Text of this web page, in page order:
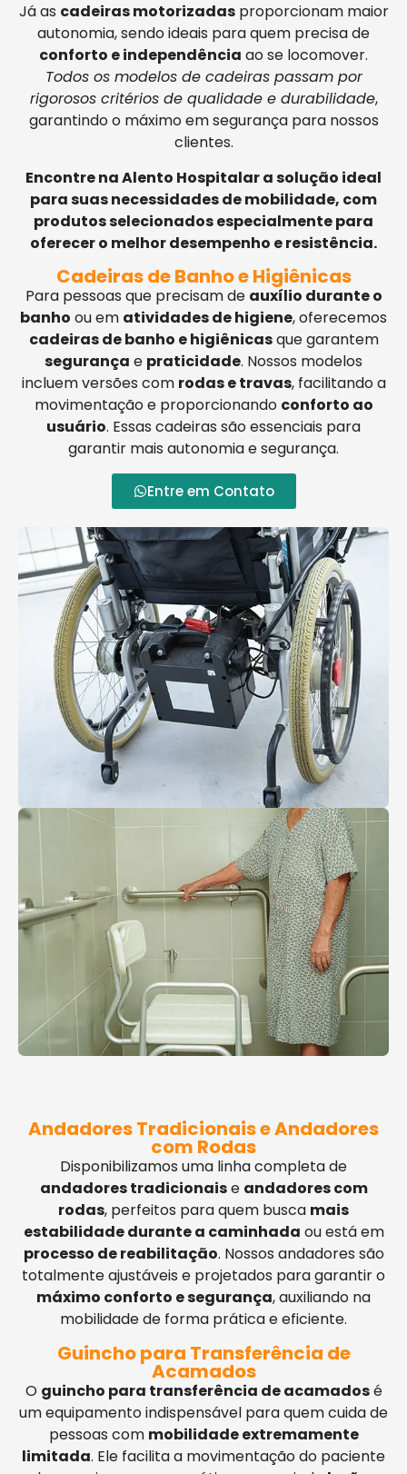
Já as cadeiras motorizadasproporcionam maior
autonomia, sendo ideais para quem precisa de
conforto e independência ao se locomover.
Todos os modelos de cadeiras passam por
rigorosos critérios de qualidade e durabilidade,
garantindo o máximo em segurança para nossos
clientes.
Encontre na Alento Hospitalar a solução ideal
para suas necessidades de mobilidade, com
produtos selecionados especialmente para
oferecer o melhor desempenho e resistência.
Cadeiras de Banho e Higiênicas
Para pessoas que precisam de auxílio durante o
banho ou em atividades de higiene, oferecemos
cadeiras de banho e higiênicasque garantem
segurança e praticidade. Nossos modelos
incluem versões com rodas e travas, facilitando a
movimentação e proporcionando conforto ao
usuário. Essas cadeiras são essenciais para
garantir mais autonomia e segurança.
Entre em Contato
Andadores Tradicionais e Andadores
com Rodas
Disponibilizamos uma linha completa de
andadores tradicionaise andadores com
rodas, perfeitos para quem busca mais
estabilidade durante a caminhada ou está em
processo de reabilitação. Nossos andadores são
totalmente ajustáveis e projetados para garantir o
máximo conforto e segurança, auxiliando na
mobilidade de forma prática e eficiente.
Guincho para Transferência de
Acamados
O guincho para transferência de acamadosé
um equipamento indispensável para quem cuida de
pessoas com mobilidade extremamente
limitada. Ele facilita a movimentação do paciente